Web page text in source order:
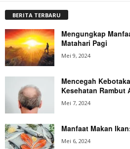
BERITA TERBARU
Mengungkap
Matahari Pagi
Mei 9, 2024
Mencegah
Kesehatan Rambut
Mei 7, 2024
Manfaat Makan
Mei 6, 2024